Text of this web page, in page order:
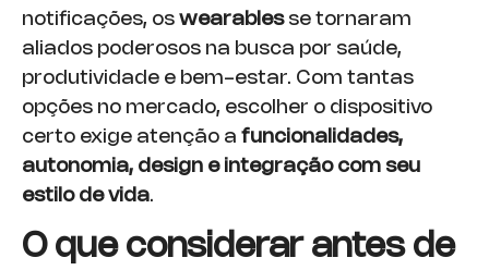
notificações, os wearablesse tornaram
aliados poderosos na busca por saúde,
produtividade e bem-estar. Com tantas
opções no mercado, escolher o dispositivo
certo exige atenção a funcionalidades,
autonomia, design e integração com seu
estilo de vida.
O que considerar antes de